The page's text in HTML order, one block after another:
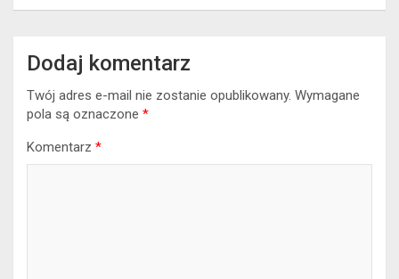
Dodaj komentarz
Twój adres e-mail nie zostanie opublikowany. Wymagane
pola są oznaczone *
Komentarz *